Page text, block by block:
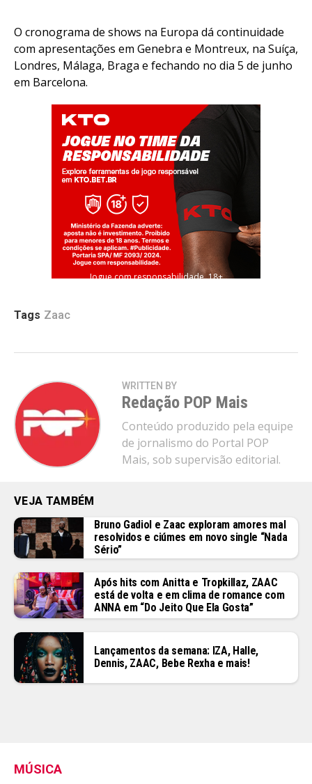
O cronograma de shows na Europa dá continuidade
com apresentações em Genebra e Montreux, na Suíça,
Londres, Málaga, Braga e fechando no dia 5 de junho
em Barcelona.
Jogue com responsabilidade. 18+
Tags Zaac
WRITTEN BY
Redação POP Mais
Conteúdo produzido pela equipe
de jornalismo do Portal POP
Mais, sob supervisão editorial.
VEJA TAMBÉM
Bruno Gadiol e Zaac exploram amores mal
resolvidos e ciúmes em novo single “Nada
Sério”
Após hits com Anitta e Tropkillaz, ZAAC
está de volta e em clima de romance com
ANNA em “Do Jeito Que Ela Gosta”
Lançamentos da semana: IZA, Halle,
Dennis, ZAAC, Bebe Rexha e mais!
MÚSICA